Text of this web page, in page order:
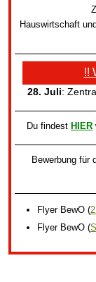
Hauswirtschaft
!!
28. Juli:
Du findest HIER
Bewerbung für
Flyer BewO (
Flyer BewO (